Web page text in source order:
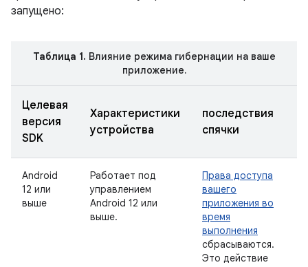
запущено:
Таблица 1. Влияние режима гибернации на ваше
приложение.
Целевая
версия
SDK
Характеристики
устройства
последствия
спячки
Android
12 или
выше
Работает под
управлением
Android 12 или
выше.
Права доступа
вашего
приложения во
время
выполнения
сбрасываются.
Это действие